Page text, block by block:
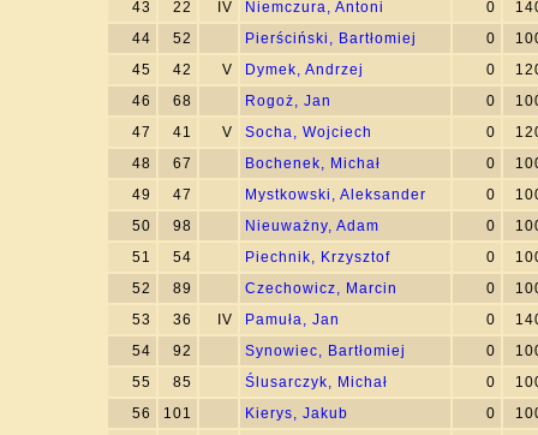
43
22 IV Niemczura, Antoni 0
44
52 Pierściński, Bartłomiej 0
45
42 V Dymek, Andrzej 0
46
68 Rogoż, Jan 0
47
41 V Socha, Wojciech 0
48
67 Bochenek, Michał 0
49
47 Mystkowski, Aleksander 0
50
98 Nieuważny, Adam 0
51
54 Piechnik, Krzysztof 0
52
89 Czechowicz, Marcin 0
53
36 IV Pamuła, Jan 0
54
92 Synowiec, Bartłomiej 0
55
85 Ślusarczyk, Michał 0
56
101 Kierys, Jakub 0